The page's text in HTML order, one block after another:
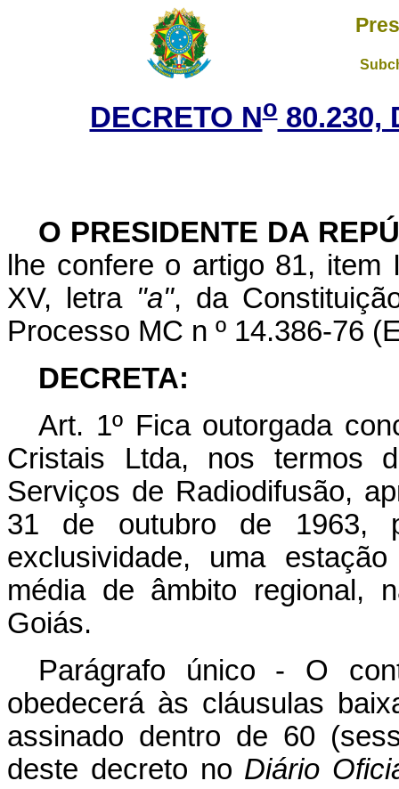
DECRETO No80.230,
O PRESIDENTE DA
lhe confere o artigo 81,
XV, letra "a", da
Processo MC n º 14.386-76
DECRETA:
Art. 1º Fica outorgada
Cristais Ltda, nos termos
Serviços de Radiodifusão,
31 de outubro de 1963,
exclusividade, uma
média de âmbito regional,
Goiás.
Parágrafo único - O
obedecerá às cláusulas
assinado dentro de 60
deste decreto no Diário